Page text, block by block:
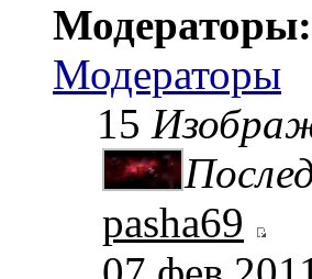
Модераторы:
Модераторы
15
pasha69